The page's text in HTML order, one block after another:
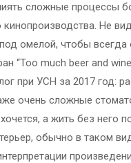
сложные процессы
Не
омелой, чтобы всегда
“Too much beer and
УСН за 2017 год:
очень сложные
а жить без него
обычно в таком